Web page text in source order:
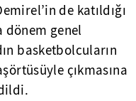
de katıldığı
dönem genel
basketbolcuların
çıkmasına